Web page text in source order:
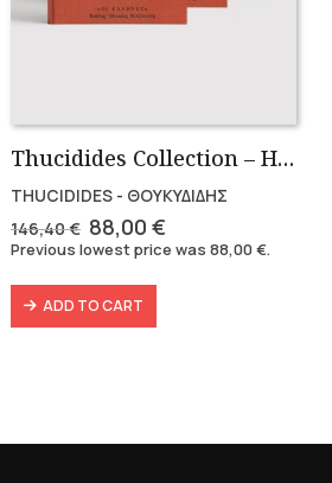
Thucidides Collection – Hardbound Edition (4 volumes)
THUCIDIDES - ΘΟΥΚΥΔΙΔΗΣ
146,40€ Original
price
was:
146,40 €.
88,00€
price
Previous lowest price was88,00€.
ADD TO CART